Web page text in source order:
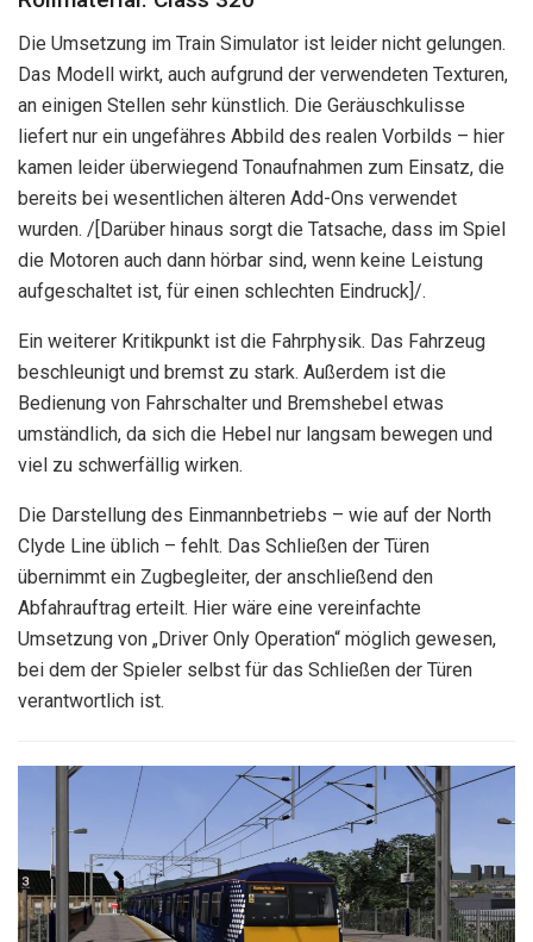
Die Umsetzung im Train Simulator ist leider nicht gelungen.
Das Modell wirkt, auch aufgrund der verwendeten Texturen,
an einigen Stellen sehr künstlich. Die Geräuschkulisse
liefert nur ein ungefähres Abbild des realen Vorbilds – hier
kamen leider überwiegend Tonaufnahmen zum Einsatz, die
bereits bei wesentlichen älteren Add-Ons verwendet
wurden. /[Darüber hinaus sorgt die Tatsache, dass im Spiel
die Motoren auch dann hörbar sind, wenn keine Leistung
aufgeschaltet ist, für einen schlechten Eindruck]/.
Ein weiterer Kritikpunkt ist die Fahrphysik. Das Fahrzeug
beschleunigt und bremst zu stark. Außerdem ist die
Bedienung von Fahrschalter und Bremshebel etwas
umständlich, da sich die Hebel nur langsam bewegen und
viel zu schwerfällig wirken.
Die Darstellung des Einmannbetriebs – wie auf der North
Clyde Line üblich – fehlt. Das Schließen der Türen
übernimmt ein Zugbegleiter, der anschließend den
Abfahrauftrag erteilt. Hier wäre eine vereinfachte
Umsetzung von „Driver Only Operation“ möglich gewesen,
bei dem der Spieler selbst für das Schließen der Türen
verantwortlich ist.